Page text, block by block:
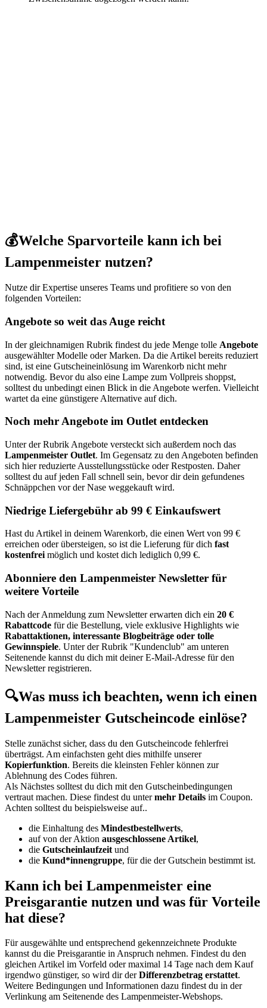
💰Welche Sparvorteile kann ich bei
Lampenmeister nutzen?
Nutze dir Expertise unseres Teams und profitiere so von den
folgenden Vorteilen:
Angebote so weit das Auge reicht
In der gleichnamigen Rubrik findest du jede Menge tolle Angebote
ausgewählter Modelle oder Marken. Da die Artikel bereits reduziert
sind, ist eine Gutscheineinlösung im Warenkorb nicht mehr
notwendig. Bevor du also eine Lampe zum Vollpreis shoppst,
solltest du unbedingt einen Blick in die Angebote werfen. Vielleicht
wartet da eine günstigere Alternative auf dich.
Noch mehr Angebote im Outlet entdecken
Unter der Rubrik Angebote versteckt sich außerdem noch das
Lampenmeister Outlet. Im Gegensatz zu den Angeboten befinden
sich hier reduzierte Ausstellungsstücke oder Restposten. Daher
solltest du auf jeden Fall schnell sein, bevor dir dein gefundenes
Schnäppchen vor der Nase weggekauft wird.
Niedrige Liefergebühr ab 99 € Einkaufswert
Hast du Artikel in deinem Warenkorb, die einen Wert von 99 €
erreichen oder übersteigen, so ist die Lieferung für dich fast
kostenfreimöglich und kostet dich lediglich 0,99 €.
Abonniere den Lampenmeister Newsletter für
weitere Vorteile
Nach der Anmeldung zum Newsletter erwarten dich ein 20 €
Rabattcode für die Bestellung, viele exklusive Highlights wie
Rabattaktionen, interessante Blogbeiträge oder tolle
Gewinnspiele. Unter der Rubrik "Kundenclub" am unteren
Seitenende kannst du dich mit deiner E-Mail-Adresse für den
Newsletter registrieren.
🔍Was muss ich beachten, wenn ich einen
Lampenmeister Gutscheincode einlöse?
Stelle zunächst sicher, dass du den Gutscheincode fehlerfrei
überträgst. Am einfachsten geht dies mithilfe unserer
Kopierfunktion. Bereits die kleinsten Fehler können zur
Ablehnung des Codes führen.
Als Nächstes solltest du dich mit den Gutscheinbedingungen
vertraut machen. Diese findest du untermehr Details im Coupon.
Achten solltest du beispielsweise auf..
die Einhaltung des Mindestbestellwerts,
auf von der Aktion ausgeschlossene Artikel,
die Gutscheinlaufzeit und
die Kund*innengruppe, für die der Gutschein bestimmt ist.
Kann ich bei Lampenmeister eine
Preisgarantie nutzen und was für Vorteile
hat diese?
Für ausgewählte und entsprechend gekennzeichnete Produkte
kannst du die Preisgarantie in Anspruch nehmen. Findest du den
gleichen Artikel im Vorfeld oder maximal 14 Tage nach dem Kauf
irgendwo günstiger, so wird dir derDifferenzbetrag erstattet.
Weitere Bedingungen und Informationen dazu findest du in der
Verlinkung am Seitenende des Lampenmeister-Webshops.